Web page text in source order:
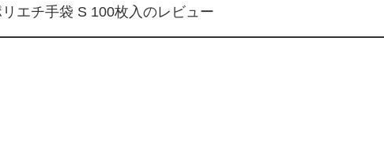
エチ手袋 S 100枚入のレビュー